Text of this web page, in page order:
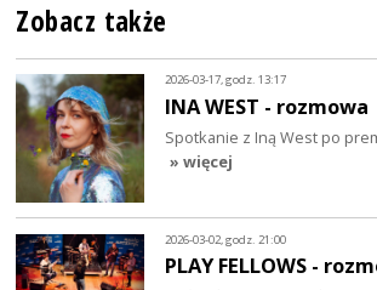
Zobacz także
2026-03-17, godz. 13:17
INA WEST - rozmowa
Spotkanie z Iną West po
» więcej
2026-03-02, godz. 21:00
PLAY FELLOWS -